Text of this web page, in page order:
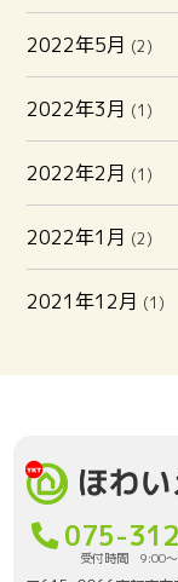
2022年5月 (2)
2022年3月 (1)
2022年2月 (1)
2022年1月 (2)
2021年12月 (1)
075-
受付時間 9:00